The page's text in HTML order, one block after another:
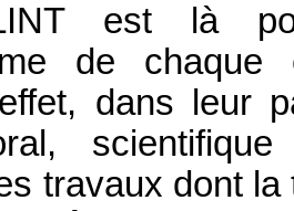
est là
de
dans leur
travaux dont